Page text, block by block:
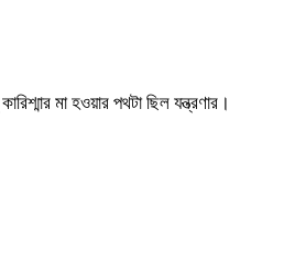
মা হওয়ার পথটা ছিল যন্ত্রণার।